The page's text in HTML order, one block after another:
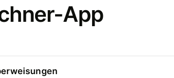
App